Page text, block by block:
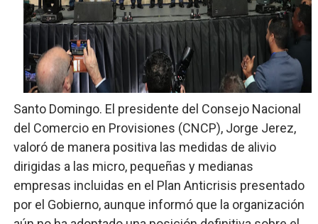
Ministerio de Defensa siembra esperanza y protege
MICM y CECCOM retienen 213,355 galones de
Bienes Nacionales recauda más de RD 57 millones en
Residentes en San Juan beneficiados con jornada
El magistrado Henry Molina decidió no seguir en la
Santo Domingo. El presidente del Consejo Nacional
del Comercio en Provisiones (CNCP), Jorge Jerez,
valoró de manera positiva las medidas de alivio
dirigidas a las micro, pequeñas y medianas
empresas incluidas en el Plan Anticrisis presentado
por el Gobierno, aunque informó que la organización